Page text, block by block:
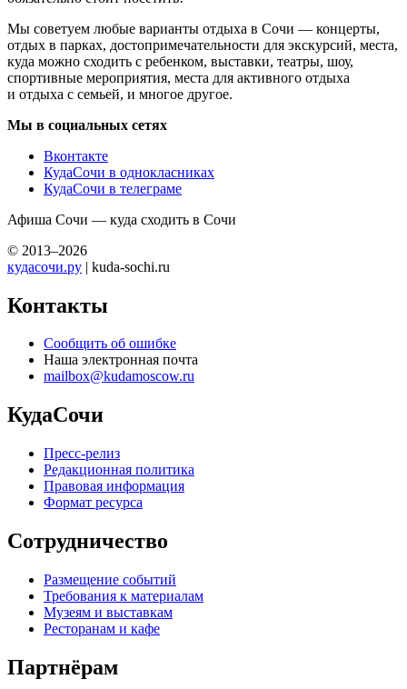
Мы советуем любые варианты отдыха в Сочи — концерты,
отдых в парках, достопримечательности для экскурсий, места,
куда можно сходить с ребенком, выставки, театры, шоу,
спортивные мероприятия, места для активного отдыха
и отдыха с семьей, и многое другое.
Мы в социальных сетях
Вконтакте
КудаСочи в однокласниках
КудаСочи в телеграме
Афиша Сочи — куда сходить в Сочи
© 2013–2026
кудасочи.ру | kuda-sochi.ru
Контакты
Сообщить об ошибке
Наша электронная почта
mailbox@kudamoscow.ru
КудаСочи
Пресс-релиз
Редакционная политика
Правовая информация
Формат ресурса
Сотрудничество
Размещение событий
Требования к материалам
Музеям и выставкам
Ресторанам и кафе
Партнёрам